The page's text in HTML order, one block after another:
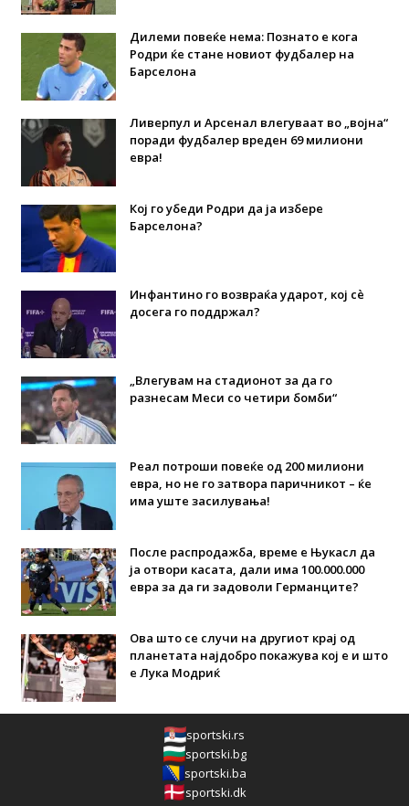
Дилеми повеќе нема: Познато е кога
Родри ќе стане новиот фудбалер на
Барселона
Ливерпул и Арсенал влегуваат во „војна“
поради фудбалер вреден 69 милиони
евра!
Кој го убеди Родри да ја избере
Барселона?
Инфантино го возвраќа ударот, кој сè
досега го поддржал?
„Влегувам на стадионот за да го
разнесам Меси со четири бомби“
Реал потроши повеќе од 200 милиони
евра, но не го затвора паричникот – ќе
има уште засилувања!
После распродажба, време е Њукасл да
ја отвори касата, дали има 100.000.000
евра за да ги задоволи Германците?
Ова што се случи на другиот крај од
планетата најдобро покажува кој е и што
е Лука Модриќ
sportski.rs
sportski.bg
sportski.ba
sportski.dk